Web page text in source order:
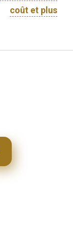
coût et plus